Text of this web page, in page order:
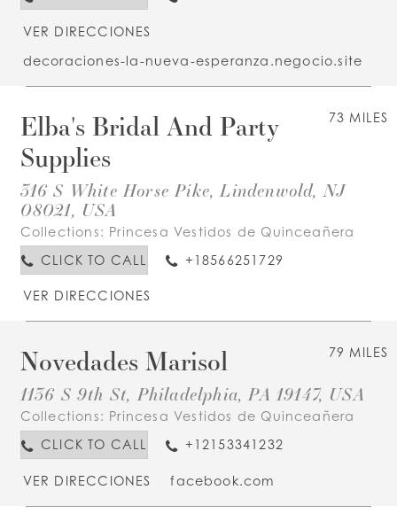
VER DIRECCIONES
decoraciones-la-nueva-esperanza.negocio.site
73 MILES
Elba's Bridal And Party
Supplies
316 S White Horse Pike, Lindenwold, NJ
08021, USA
Collections: Princesa Vestidos de Quinceañera
CLICK TO CALL
+18566251729
VER DIRECCIONES
79 MILES
Novedades Marisol
1136 S 9th St, Philadelphia, PA 19147, USA
Collections: Princesa Vestidos de Quinceañera
CLICK TO CALL
+12153341232
VER DIRECCIONES facebook.com